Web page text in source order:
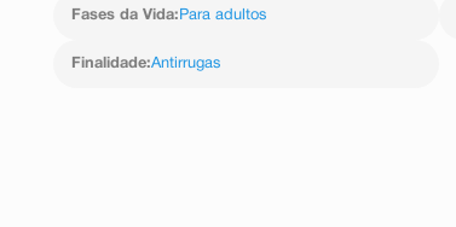
Fases da Vida: Para adultos
Finalidade:Antirrugas